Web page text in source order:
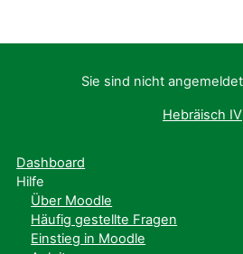
Sie sind nicht
Hebräisch IV
Dashboard
Hilfe
Über Moodle
Häufig gestellte Fragen
Einstieg in Moodle